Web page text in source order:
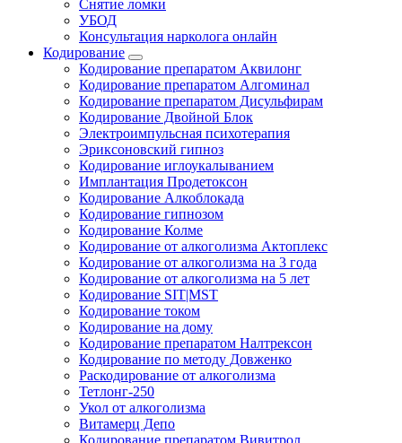
Снятие ломки
УБОД
Консультация нарколога онлайн
Кодирование
Кодирование препаратом Аквилонг
Кодирование препаратом Алгоминал
Кодирование препаратом Дисульфирам
Кодирование Двойной Блок
Электроимпульсная психотерапия
Эриксоновский гипноз
Кодирование иглоукалыванием
Имплантация Продетоксон
Кодирование Алкоблокада
Кодирование гипнозом
Кодирование Колме
Кодирование от алкоголизма Актоплекс
Кодирование от алкоголизма на 3 года
Кодирование от алкоголизма на 5 лет
Кодирование SIT|MST
Кодирование током
Кодирование на дому
Кодирование препаратом Налтрексон
Кодирование по методу Довженко
Раскодирование от алкоголизма
Тетлонг-250
Укол от алкоголизма
Витамерц Депо
Кодирование препаратом Вивитрол